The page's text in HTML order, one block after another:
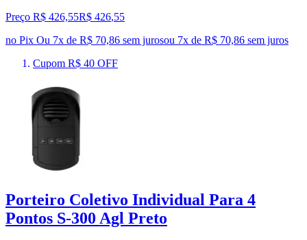
Preço R$ 426,55R$ 426,55
no Pix Ou 7x de R$ 70,86 sem jurosou 7x de R$ 70,86 sem juros
Cupom R$ 40 OFF
Porteiro Coletivo Individual Para 4
Pontos S-300 Agl Preto